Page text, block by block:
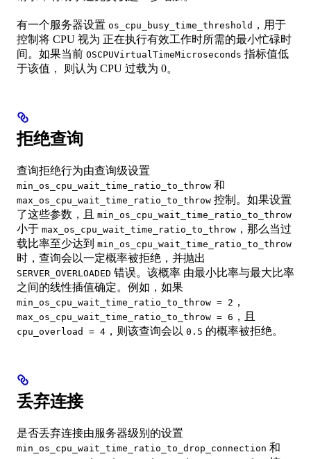
有一个服务器设置 os_cpu_busy_time_threshold ，用于
控制将 CPU 视为 正在执行有效工作时所需的最小忙碌时
间。如果当前 OSCPUVirtualTimeMicroseconds 指标值低
于该值， 则认为 CPU 过载为 0。
拒绝查询
查询拒绝行为由查询级设置
min_os_cpu_wait_time_ratio_to_throw 和
max_os_cpu_wait_time_ratio_to_throw 控制。如果设置
了这些参数，且 min_os_cpu_wait_time_ratio_to_throw
小于 max_os_cpu_wait_time_ratio_to_throw ，那么当过
载比率至少达到 min_os_cpu_wait_time_ratio_to_throw
时，查询会以一定概率被拒绝，并抛出
SERVER_OVERLOADED 错误。该概率 由最小比率与最大比率
之间的线性插值确定。例如，如果
min_os_cpu_wait_time_ratio_to_throw = 2 ，
max_os_cpu_wait_time_ratio_to_throw = 6 ，且
cpu_overload = 4 ，则该查询会以 0.5 的概率被拒绝。
丢弃连接
是否丢弃连接由服务器级别的设置
min_os_cpu_wait_time_ratio_to_drop_connection 和